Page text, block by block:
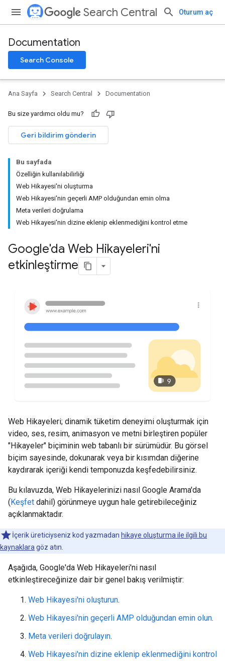
Search Central Oturum aç
Documentation
Search Console
Ana Sayfa Search Central Documentation
Bu size yardımcı oldu mu?
Geri bildirim gönderin
Bu sayfada
Özelliğin kullanılabilirliği
Web Hikayesi'ni oluşturma
Web Hikayesi'nin geçerli AMP olduğundan emin olma
Meta verileri doğrulama
Web Hikayesi'nin dizine eklenip eklenmediğini kontrol etme
Google'da Web Hikayeleri'ni
etkinleştirme
Web Hikayeleri; dinamik tüketim deneyimi oluşturmak için
video, ses, resim, animasyon ve metni birleştiren popüler
"Hikayeler" biçiminin web tabanlı bir sürümüdür. Bu görsel
biçim sayesinde, dokunarak veya bir kısımdan diğerine
kaydırarak içeriği kendi temponuzda keşfedebilirsiniz.
Bu kılavuzda, Web Hikayelerinizi nasıl Google Arama'da
(Keşfet dahil) görünmeye uygun hale getirebileceğiniz
açıklanmaktadır.
İçerik üreticiyseniz kod yazmadan hikaye oluşturma ile ilgili bu
kaynaklara göz atın.
Aşağıda, Google'da Web Hikayeleri'ni nasıl
etkinleştireceğinize dair bir genel bakış verilmiştir:
Web Hikayesi'ni oluşturun.
Web Hikayesi'nin geçerli AMP olduğundan emin olun.
Meta verileri doğrulayın.
Web Hikayesi'nin dizine eklenip eklenmediğini kontrol